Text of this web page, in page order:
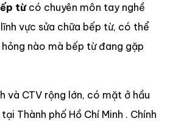
từcó chuyên môn tay nghề
vực sửa chữa bếp từ, có thể
nào mà bếp từ đang gặp
và CTV rộng lớn, có mặt ở hầu
Thành phố Hồ Chí Minh . Chính